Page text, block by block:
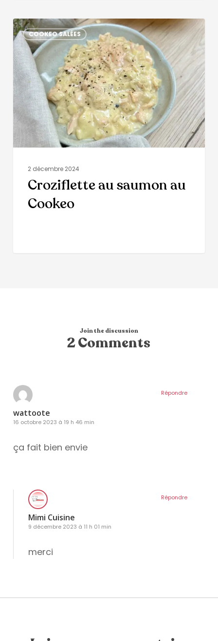
COOKEO SALÉES
2 décembre 2024
Croziflette au saumon au
Cookeo
Join the discussion
2 Comments
wattoote
16 octobre 2023 à 19 h 46 min
ça fait bien envie
Répondre
Mimi Cuisine
9 décembre 2023 à 11 h 01 min
merci
Répondre